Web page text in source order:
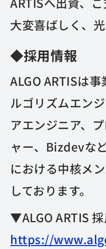
大変喜ばしく、光
◆採用情報
ALGO ARTISは
ルゴリズムエン
アエンジニア、
ャー、Bizdevな
における中核メ
しております。
▼ALGO ARTIS
https://